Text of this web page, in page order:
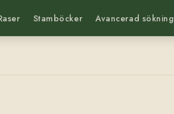
Stamböcker Avancerad sökning